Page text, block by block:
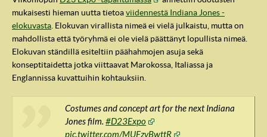
mukaisesti hieman uutta tietoaviidennestä Indiana Jones -
elokuvasta . Elokuvan virallista nimeä ei vielä julkaistu, mutta on
mahdollista että työryhmä ei ole vielä päättänyt lopullista nimeä.
Elokuvan ständillä esiteltiin päähahmojen asuja sekä
konseptitaidetta jotka viittaavat Marokossa, Italiassa ja
Englannissa kuvattuihin kohtauksiin.
Costumes and concept art for the next Indiana
Jones film.#D23Expo
pic.twitter.com/MUFzvBwttR